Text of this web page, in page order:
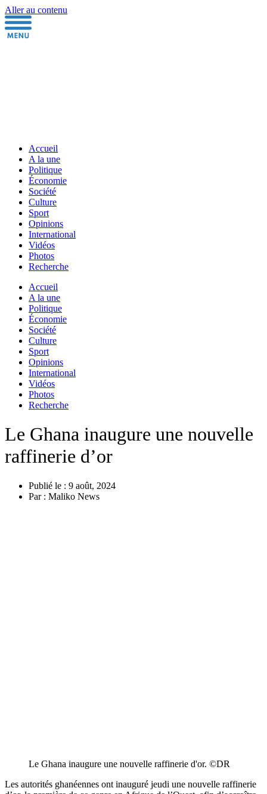
Aller au contenu
Accueil
A la une
Politique
Économie
Société
Culture
Sport
Opinions
International
Vidéos
Photos
Recherche
Accueil
A la une
Politique
Économie
Société
Culture
Sport
Opinions
International
Vidéos
Photos
Recherche
Le Ghana inaugure une nouvelle
raffinerie d’or
Publié le : 9 août, 2024
Par : Maliko News
Le Ghana inaugure une nouvelle raffinerie d'or. ©DR
Les autorités ghanéennes ont inauguré jeudi une nouvelle raffinerie